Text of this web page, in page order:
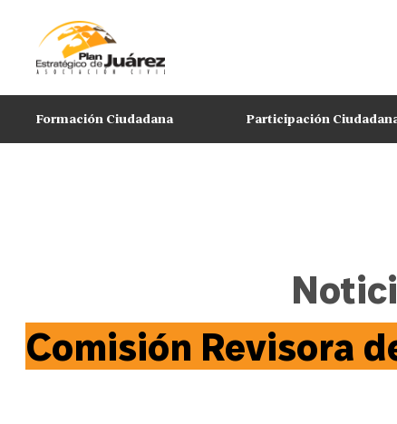
Formación Ciudadana Participación
Comisión Revisora